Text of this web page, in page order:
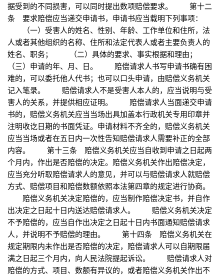
据受到的不同损害，可以同时提出数项赔偿要求。 第十二
条 要求赔偿应当递交申请书，申请书应当载明下列事项：
（一）受害人的姓名、性别、年龄、工作单位和住所，法
人或者其他组织的名称、住所和法定代表人或者主要负责人的
姓名、职务； （二）具体的要求、事实根据和理由；
（三）申请的年、月、日。 赔偿请求人书写申请书确有困
难的，可以委托他人代书；也可以口头申请，由赔偿义务机关
记入笔录。 赔偿请求人不是受害人本人的，应当说明与受
害人的关系，并提供相应证明。 赔偿请求人当面递交申请
书的，赔偿义务机关应当当场出具加盖本行政机关专用印章并
注明收讫日期的书面凭证。申请材料不齐全的，赔偿义务机关
应当当场或者在五日内一次性告知赔偿请求人需要补正的全部
内容。 第十三条 赔偿义务机关应当自收到申请之日起两
个月内，作出是否赔偿的决定。赔偿义务机关作出赔偿决定，
应当充分听取赔偿请求人的意见，并可以与赔偿请求人就赔偿
方式、赔偿项目和赔偿数额依照本法第四章的规定进行协商。
赔偿义务机关决定赔偿的，应当制作赔偿决定书，并自作
出决定之日起十日内送达赔偿请求人。 赔偿义务机关决定
不予赔偿的，应当自作出决定之日起十日内书面通知赔偿请求
人，并说明不予赔偿的理由。 第十四条 赔偿义务机关在
规定期限内未作出是否赔偿的决定，赔偿请求人可以自期限届
满之日起三个月内，向人民法院提起诉讼。 赔偿请求人对
赔偿的方式、项目、数额有异议的，或者赔偿义务机关作出不